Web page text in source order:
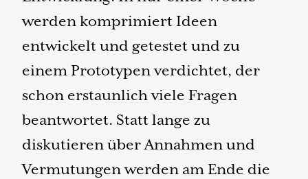
werden komprimiert Ideen
entwickelt und getestet und zu
einem Prototypen verdichtet, der
schon erstaunlich viele Fragen
beantwortet. Statt lange zu
diskutieren über Annahmen und
Vermutungen werden am Ende die